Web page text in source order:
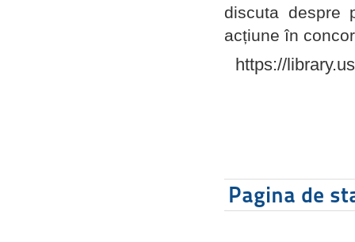
discuta despre
acțiune în
https://
Pagina de